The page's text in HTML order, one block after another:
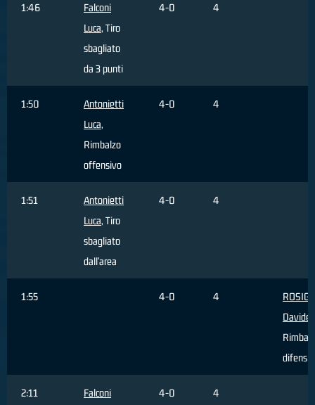
1:46
Falconi
Luca, Tiro
sbagliato
da 3 punti
4-0 4
1:50
Antonietti
Luca,
Rimbalzo
offensivo
4-0 4
1:51
Antonietti
Luca, Tiro
sbagliato
dall'area
4-0 4
1:55 4-0 4
Davide
2:11
Falconi
4-0 4